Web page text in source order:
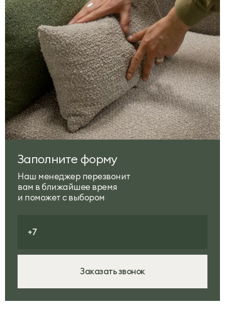
Заполните форму
Наш менеджер перезвонит
вам в ближайшее время
и поможет с выбором
Заказать звонок